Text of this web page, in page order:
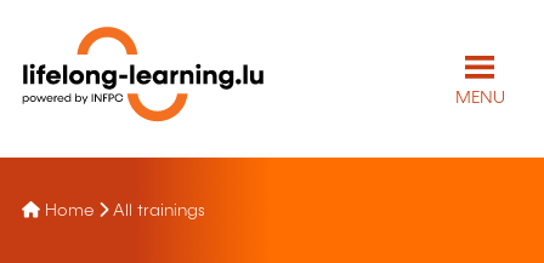
MENU
Home All trainings